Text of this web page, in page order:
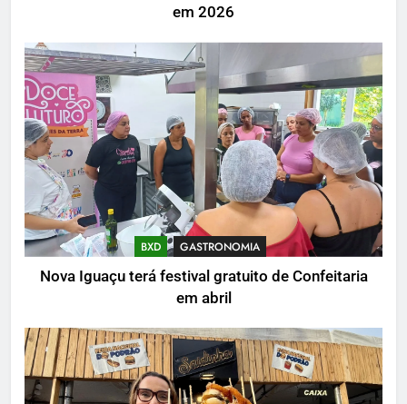
em 2026
BXD GASTRONOMIA
Nova Iguaçu terá festival gratuito de Confeitaria
em abril